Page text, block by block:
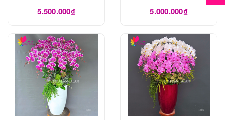
5.500.000₫ 5.000.000₫